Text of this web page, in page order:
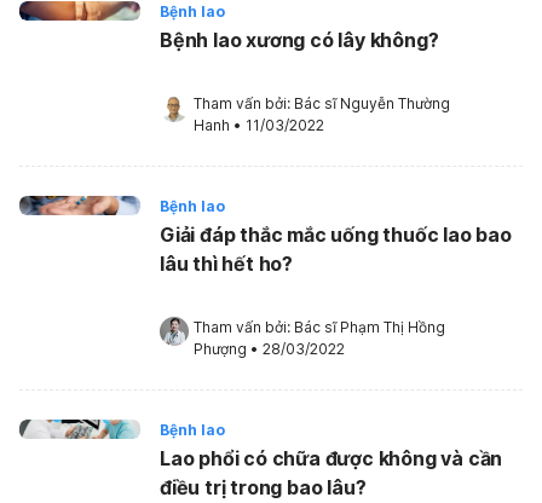
Bệnh lao
Bệnh lao xương có lây không?
Tham vấn bởi: Bác sĩ Nguyễn Thường
Hanh • 11/03/2022
Bệnh lao
Giải đáp thắc mắc uống thuốc lao bao
lâu thì hết ho?
Tham vấn bởi: Bác sĩ Phạm Thị Hồng
Phượng • 28/03/2022
Bệnh lao
Lao phổi có chữa được không và cần
điều trị trong bao lâu?